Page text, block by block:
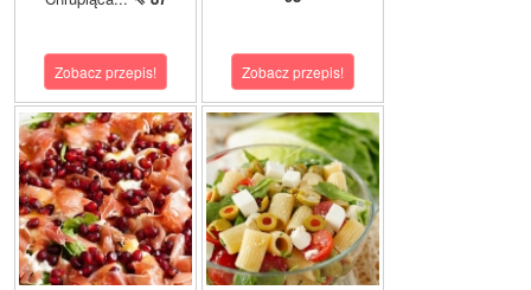
Zobacz przepis! Zobacz przepis!